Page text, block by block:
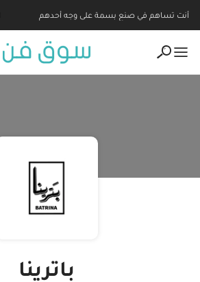
أنت تساهم في صنع بسمة على وجه أحدهم
باترينا
منتجات مصنوعة يدويا من باترينا - Souq Fann